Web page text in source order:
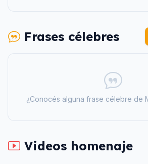
Frases célebres
¿Conocés alguna frase célebre de
Videos homenaje